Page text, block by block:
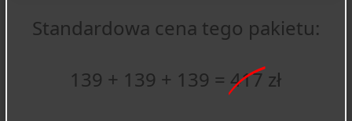
Standardowa cena tego pakietu:
139 + 139 + 139 = 417 zł